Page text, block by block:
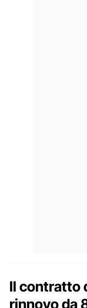
Il contratto
rinnovo da